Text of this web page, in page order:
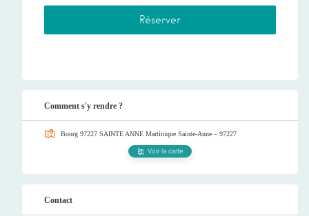
Comment s'y rendre ?
Bourg 97227 SAINTE ANNE Martinique Sainte-Anne – 97227
Voir la carte
Contact